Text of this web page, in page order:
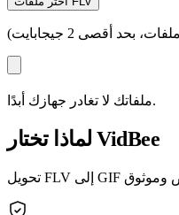
ملفاتك لا تغادر جهازك أبدًا.
لماذا تختار VidBee